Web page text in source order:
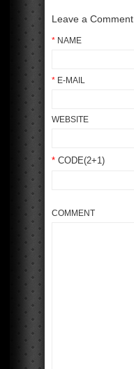
Leave a Comment
* NAME
* E-MAIL
WEBSITE
* CODE(2+1)
COMMENT